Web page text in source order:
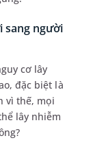
sang người
cơ lây
đặc biệt là
vì thế, mọi
lây nhiễm